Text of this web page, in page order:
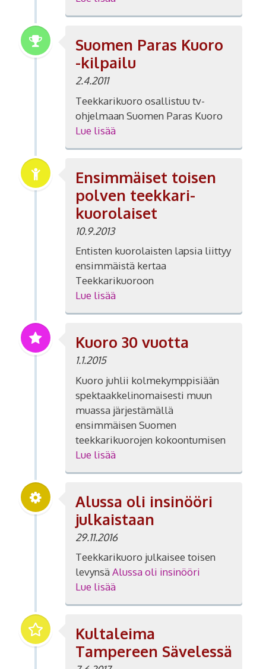
Suomen Paras Kuoro
-kilpailu
2.4.2011
Teekkarikuoro osallistuu tv-
ohjelmaan Suomen Paras Kuoro
Lue lisää
Ensimmäiset toisen
polven teekkari-
kuorolaiset
10.9.2013
Entisten kuorolaisten lapsia liittyy
ensimmäistä kertaa
Teekkarikuoroon
Lue lisää
Kuoro 30 vuotta
1.1.2015
Kuoro juhlii kolmekymppisiään
spektaakkelinomaisesti muun
muassa järjestämällä
ensimmäisen Suomen
teekkarikuorojen kokoontumisen
Lue lisää
Alussa oli insinööri
julkaistaan
29.11.2016
Teekkarikuoro julkaisee toisen
levynsä Alussa oli insinööri
Lue lisää
Kultaleima
Tampereen Sävelessä